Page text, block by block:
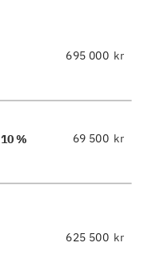
kr
10 % kr
kr